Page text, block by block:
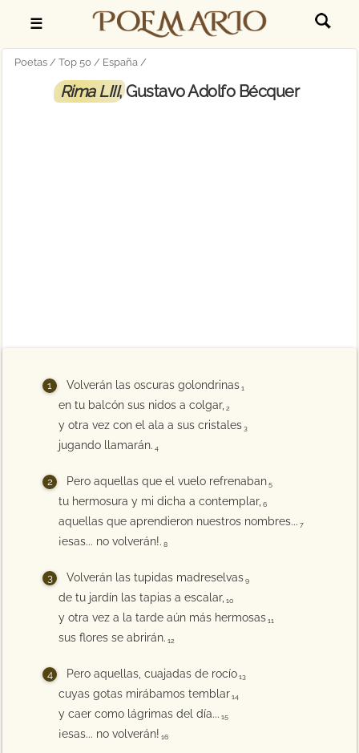
☰
Poetas Top 50 España
Rima LIII, Gustavo Adolfo Bécquer
Volverán las oscuras golondrinas 1
en tu balcón sus nidos a colgar, 2
y otra vez con el ala a sus cristales 3
jugando llamarán. 4
Pero aquellas que el vuelo refrenaban 5
tu hermosura y mi dicha a contemplar, 6
aquellas que aprendieron nuestros nombres... 7
¡esas... no volverán!. 8
Volverán las tupidas madreselvas 9
de tu jardín las tapias a escalar, 10
y otra vez a la tarde aún más hermosas 11
sus flores se abrirán. 12
Pero aquellas, cuajadas de rocío 13
cuyas gotas mirábamos temblar 14
y caer como lágrimas del día... 15
¡esas... no volverán! 16